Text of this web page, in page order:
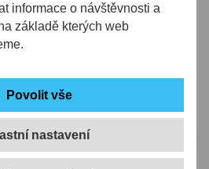
informace o návštěvnosti a
základě kterých web
nastavení
nehodách na silnicích v
loni dva. Od začátku roku si
13 životů, loni za prvních devět
lidí. Vyplývá to z předběžných